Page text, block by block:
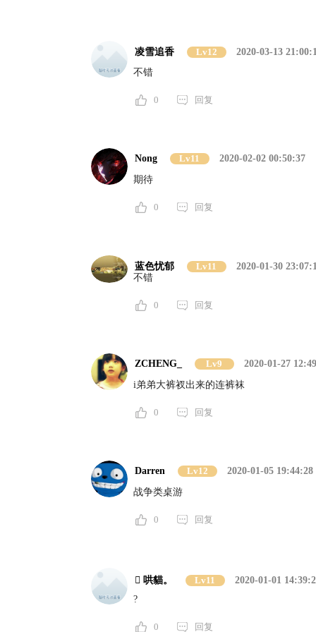
凌雪追香 Lv12
2020-03-13
不错
0 回复
Nong Lv11
2020-02-02 00:50:37
期待
0 回复
蓝色忧郁 Lv11
2020-01-30
不错
0 回复
ZCHENG_ Lv9
2020-01-27
i弟弟大裤衩出来的连裤袜
0 回复
Darren Lv12
2020-01-05 19:44:28
战争类桌游
0 回复
 哄貓。 Lv11
2020-01-01
?
0 回复